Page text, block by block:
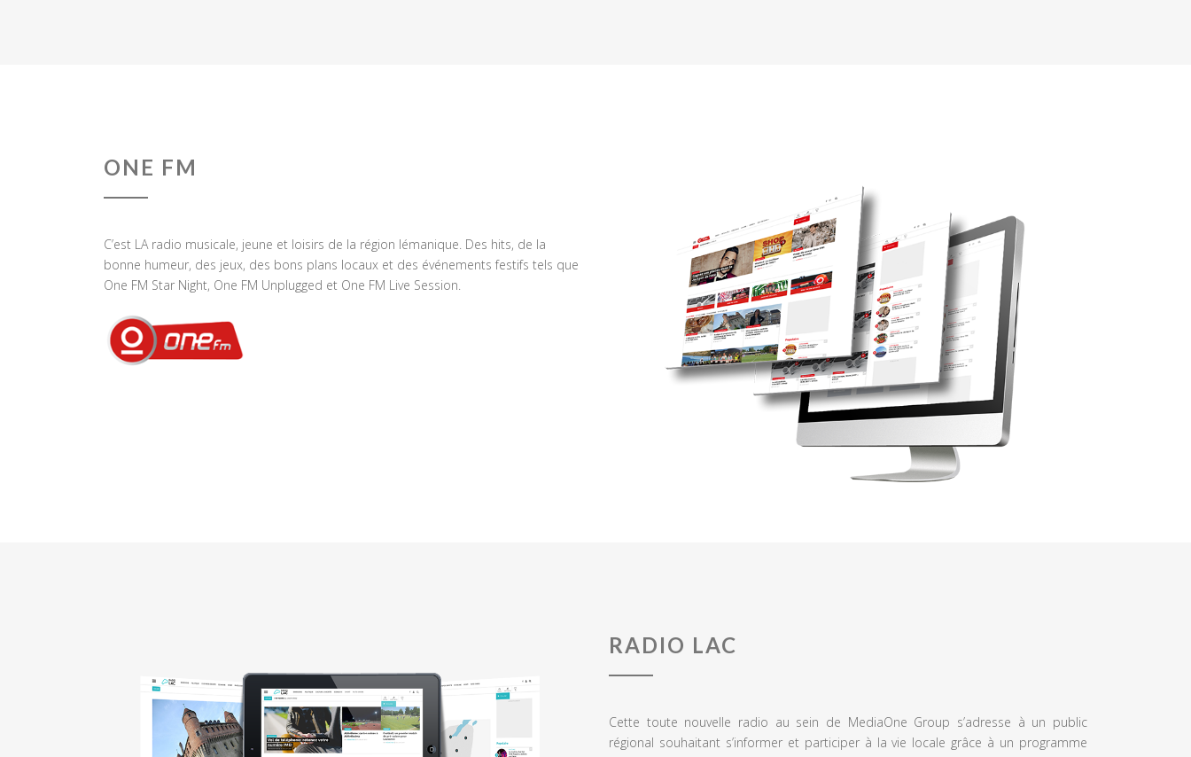
ONE FM
C’est LA radio musicale, jeune et loisirs de la région lémanique. Des hits, de la
bonne humeur, des jeux, des bons plans locaux et des événements festifs tels que
One FM Star Night, One FM Unplugged et One FM Live Session.
RADIO LAC
Cette toute nouvelle radio au sein de MediaOne Group s’adresse à un public
régional souhaitant s’informer et participer à la vie locale grâce à un programme